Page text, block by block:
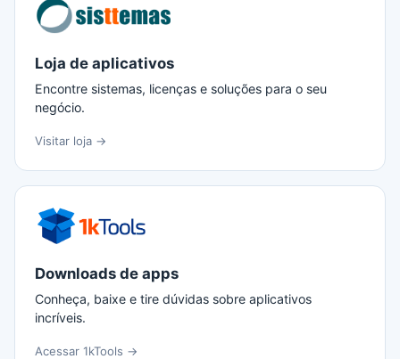
Loja de aplicativos
Encontre sistemas, licenças e soluções para o seu
negócio.
Visitar loja →
Downloads de apps
Conheça, baixe e tire dúvidas sobre aplicativos
incríveis.
Acessar 1kTools →